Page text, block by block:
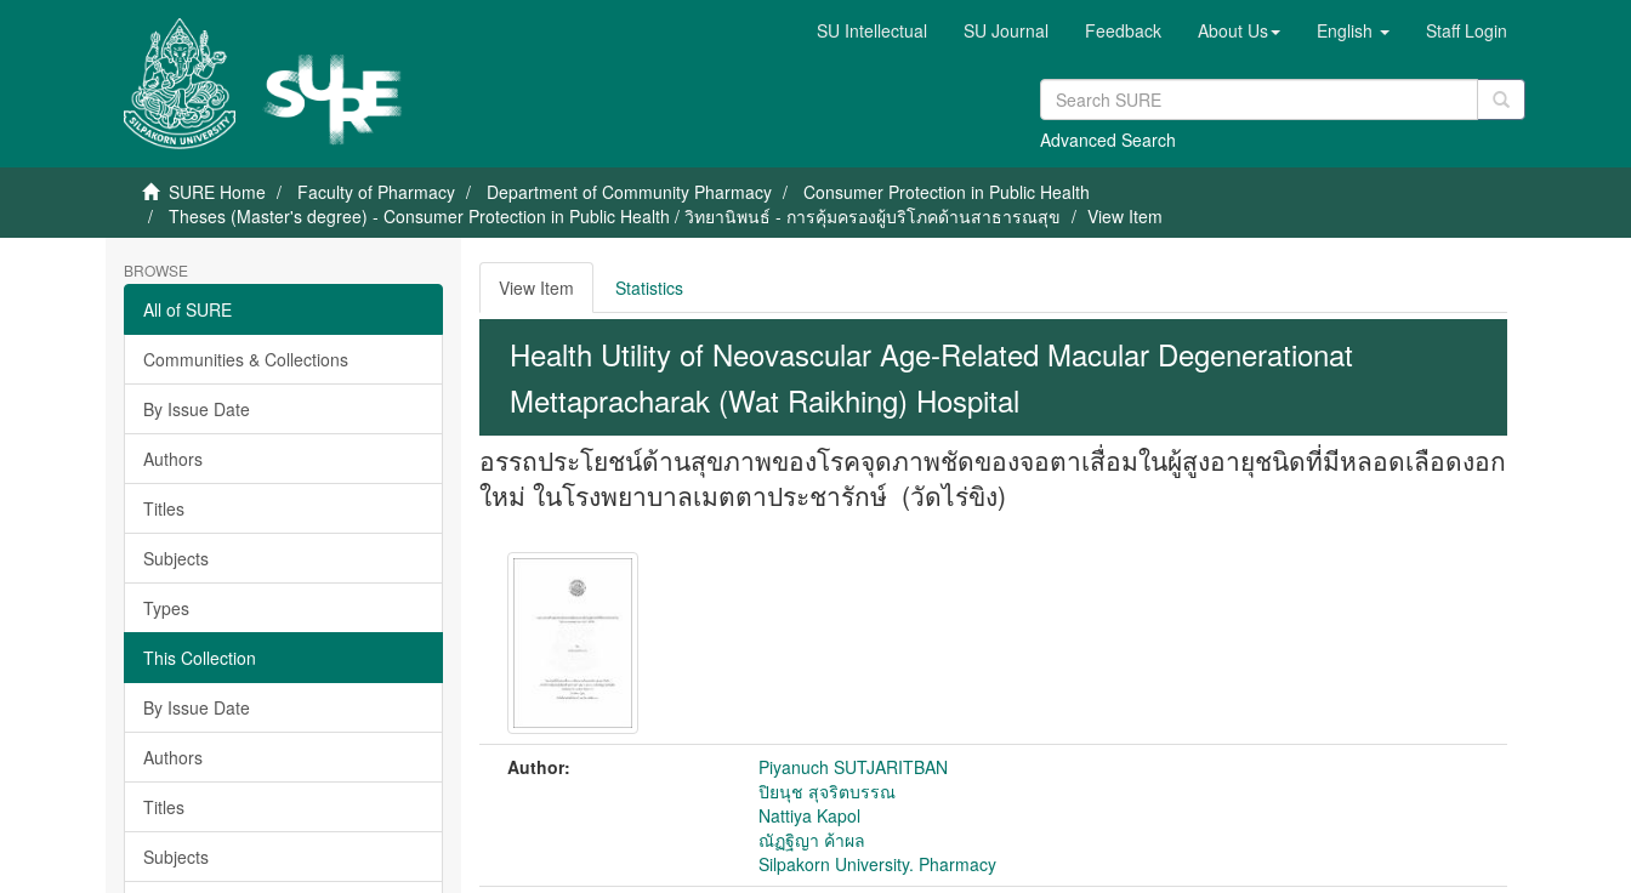
SU Intellectual SU Journal Feedback About Us English Staff Login
Advanced Search
SURE Home Faculty of Pharmacy Department of Community Pharmacy
Consumer Protection in Public Health
Theses (Master's degree) - Consumer Protection in Public Health / วิทยานิพนธ์ - การคุ้มครองผู้บริโภคด้านสาธารณสุข
View Item
BROWSE
All of SURE
Communities & Collections
By Issue Date
Authors
Titles
Subjects
Types
This Collection
By Issue Date
Authors
Titles
Subjects
View Item Statistics
Health Utility of Neovascular Age-Related Macular Degenerationat
Mettapracharak (Wat Raikhing) Hospital
อรรถประโยชน์ด้านสุขภาพของโรคจุดภาพชัดของจอตาเสื่อมในผู้สูงอายุชนิดที่มีหลอดเลือดงอก
ใหม่ ในโรงพยาบาลเมตตาประชารักษ์ (วัดไร่ขิง)
Author:
Piyanuch SUTJARITBAN
ปิยนุช สุจริตบรรณ
Nattiya Kapol
ณัฏฐิญา ค้าผล
Silpakorn University. Pharmacy